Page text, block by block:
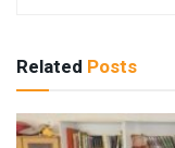
Related Posts